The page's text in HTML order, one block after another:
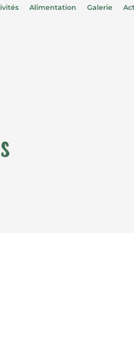
Alimentation Galerie